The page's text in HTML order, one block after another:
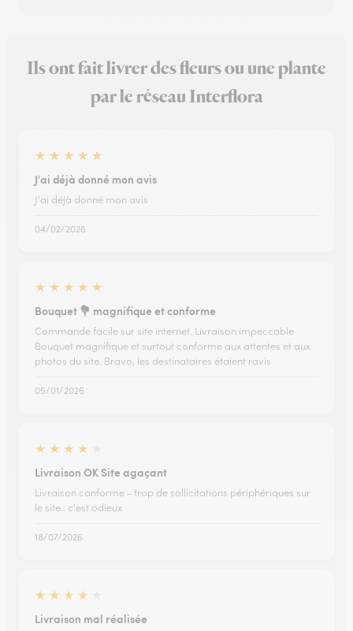
Ils ont fait livrer des fleurs ou une plante
par le réseau Interflora
★ ★ ★ ★ ★
J'ai déjà donné mon avis
J'ai déjà donné mon avis
04/02/2026
★ ★ ★ ★ ★
Bouquet 💐 magnifique et conforme
Commande facile sur site internet. Livraison impeccable
Bouquet magnifique et surtout conforme aux attentes et aux
photos du site. Bravo, les destinataires étaient ravis
05/01/2026
★ ★ ★ ★
Livraison OK Site agaçant
Livraison conforme - trop de sollicitations périphériques sur
le site : c'est odieux
18/07/2026
★ ★ ★ ★
Livraison mal réalisée